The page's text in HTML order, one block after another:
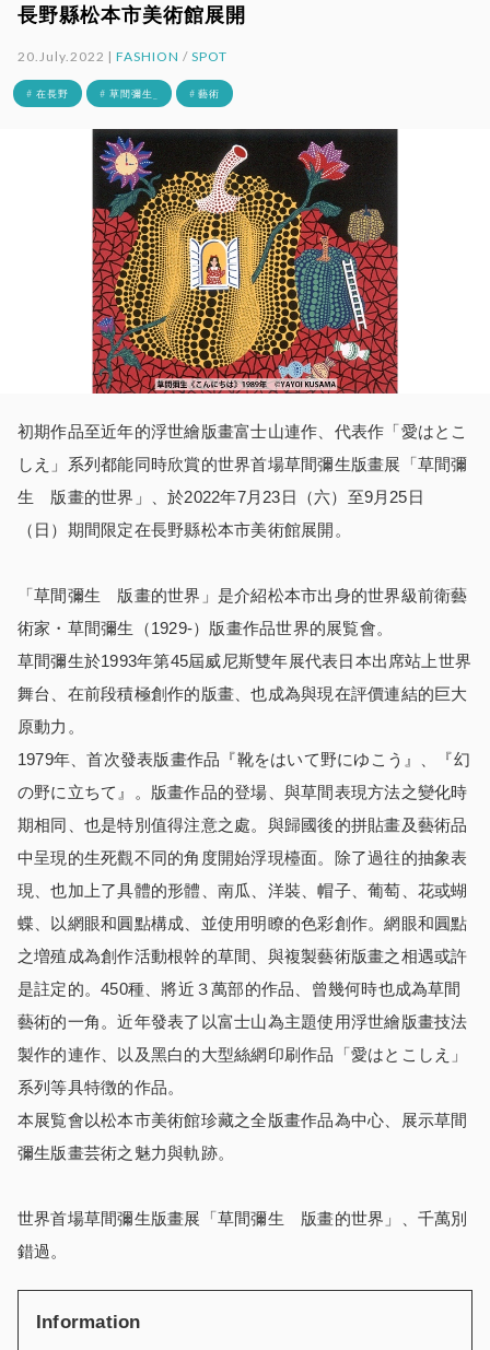
長野縣松本市美術館展開
20.July.2022 |FASHION /SPOT
# 在長野 # 草間彌生_ # 藝術
初期作品至近年的浮世繪版畫富士山連作、代表作「愛はとこ
しえ」系列都能同時欣賞的世界首場草間彌生版畫展「草間彌
生 版畫的世界」、於2022年7月23日（六）至9月25日
（日）期間限定在長野縣松本市美術館展開。
「草間彌生 版畫的世界」是介紹松本市出身的世界級前衛藝
術家・草間彌生（1929-）版畫作品世界的展覧會。
草間彌生於1993年第45屆威尼斯雙年展代表日本出席站上世界
舞台、在前段積極創作的版畫、也成為與現在評價連結的巨大
原動力。
1979年、首次發表版畫作品『靴をはいて野にゆこう』、『幻
の野に立ちて』。版畫作品的登場、與草間表現方法之變化時
期相同、也是特別值得注意之處。與歸國後的拼貼畫及藝術品
中呈現的生死觀不同的角度開始浮現檯面。除了過往的抽象表
現、也加上了具體的形體、南瓜、洋裝、帽子、葡萄、花或蝴
蝶、以網眼和圓點構成、並使用明瞭的色彩創作。網眼和圓點
之増殖成為創作活動根幹的草間、與複製藝術版畫之相遇或許
是註定的。450種、將近３萬部的作品、曾幾何時也成為草間
藝術的一角。近年發表了以富士山為主題使用浮世繪版畫技法
製作的連作、以及黑白的大型絲網印刷作品「愛はとこしえ」
系列等具特徴的作品。
本展覧會以松本市美術館珍藏之全版畫作品為中心、展示草間
彌生版畫芸術之魅力與軌跡。
世界首場草間彌生版畫展「草間彌生 版畫的世界」、千萬別
錯過。
Information